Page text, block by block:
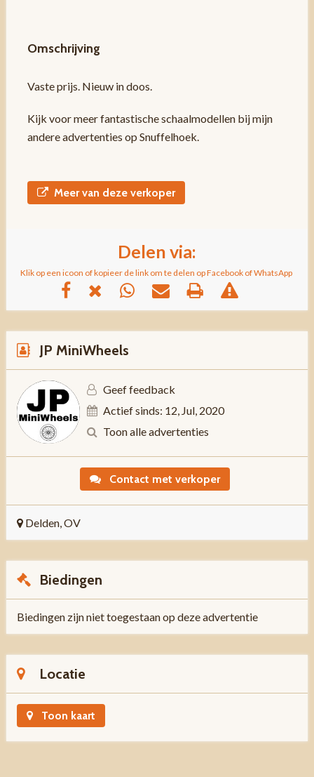
Omschrijving
Vaste prijs. Nieuw in doos.
Kijk voor meer fantastische schaalmodellen bij mijn
andere advertenties op Snuffelhoek.
Meer van deze verkoper
Delen via:
Klik op een icoon of kopieer de link om te delen op Facebook of WhatsApp
JP MiniWheels
Geef feedback
Actief sinds: 12, Jul, 2020
Toon alle advertenties
Contact met verkoper
Delden, OV
Biedingen
Biedingen zijn niet toegestaan op deze advertentie
Locatie
Toon kaart